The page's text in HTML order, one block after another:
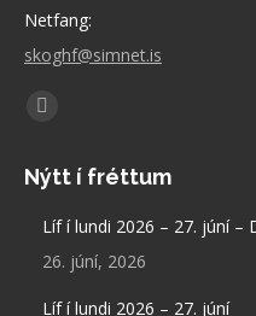
Netfang:
skoghf@simnet.is
Find us on:
Facebook
opens
window
Nýtt í fréttum
Líf í lundi 2026 – 27. júní –
26. júní, 2026
Líf í lundi 2026 – 27. júní